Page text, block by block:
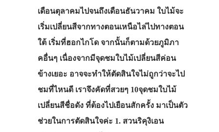
เดือนตุลาคมไปจนถึงเดือนธันวาคม ใบไม้จะ
เริ่มเปลี่ยนสีจากทางตอนเหนือไล่ไปทางตอน
ใต้ เริ่มที่ฮอกไกโด จากนั้นก็ตามด้วยภูมิภา
คอื่นๆ เนื่องจากมีจุดชมใบไม้เปลี่ยนสีค่อน
ข้างเยอะ อาจจะทำให้ตัดสินใจไม่ถูกว่าจะไป
ชมที่ไหนดี เราจึงคัดที่สวยๆ 10จุดชมใบไม้
เปลี่ยนสีชื่อดัง ที่ต้องไปเยือนสักครั้ง มาเป็นตัว
ช่วยในการตัดสินใจค่ะ 1. สวนริคุงิเอน